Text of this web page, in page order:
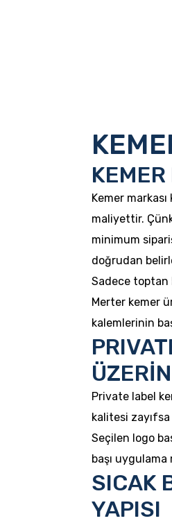
Kemer
maliyettir.
minimum
doğrudan
Sadece toptan
Merter kemer
kalemlerinin
Private label
kalitesi
Seçilen logo
başı
SICAK
YAPISI